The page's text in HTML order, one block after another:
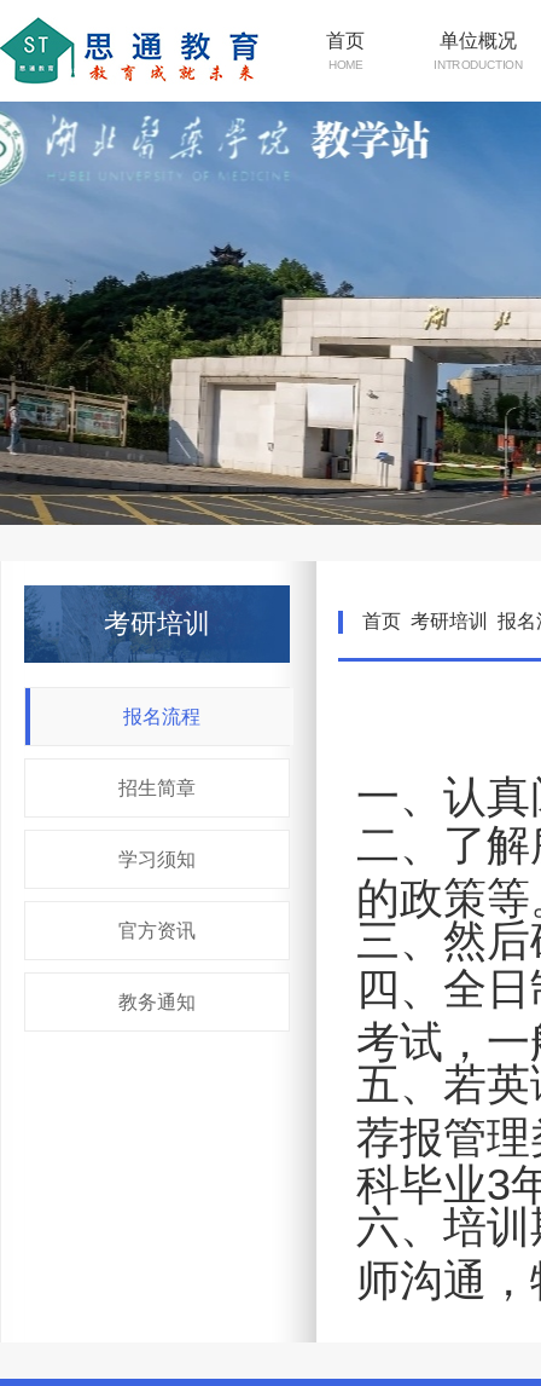
首页
HOME
单位概况
INTRODUCTION
考研培训
报名流程
招生简章
学习须知
官方资讯
教务通知
首页 考研培训 报名
一、认
二、了
的政策等
三、然
四、全
考试，
五、若
荐报管
科毕业3
六、培
师沟通